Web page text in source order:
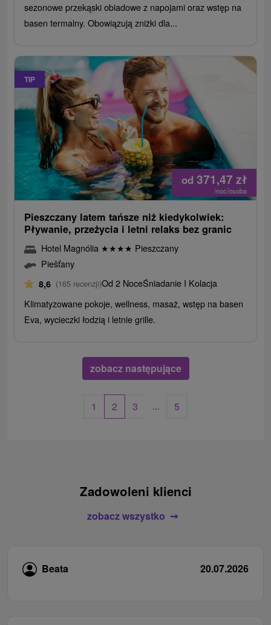
sezonowe przekąski obiadowe z napojami oraz wstęp na
basen termalny. Obowiązują zniżki dla...
TIP
od 371,47 zł
/noc/osoba
Pieszczany latem tańsze niż kiedykolwiek:
Pływanie, przeżycia i letni relaks bez granic
Hotel Magnólia ★★★★ Pieszczany
Piešťany
8,6 (165 recenzji)Od 2 NoceŚniadanie I Kolacja
Klimatyzowane pokoje, wellness, masaż, wstęp na basen
Eva, wycieczki łodzią i letnie grille.
zobacz następujące
1 2 3 ... 5
Zadowoleni klienci
zobacz wszystko
Beata 20.07.2026